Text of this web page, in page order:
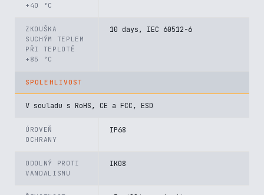
+40 °C
ZKOUŠKA
SUCHÝM TEPLEM
PŘI TEPLOTĚ
+85 °C
10 days, IEC 60512-6
SPOLEHLIVOST
V souladu s RoHS, CE a FCC, ESD
ÚROVEŇ
OCHRANY
IP68
ODOLNÝ PROTI
VANDALISMU
IK08